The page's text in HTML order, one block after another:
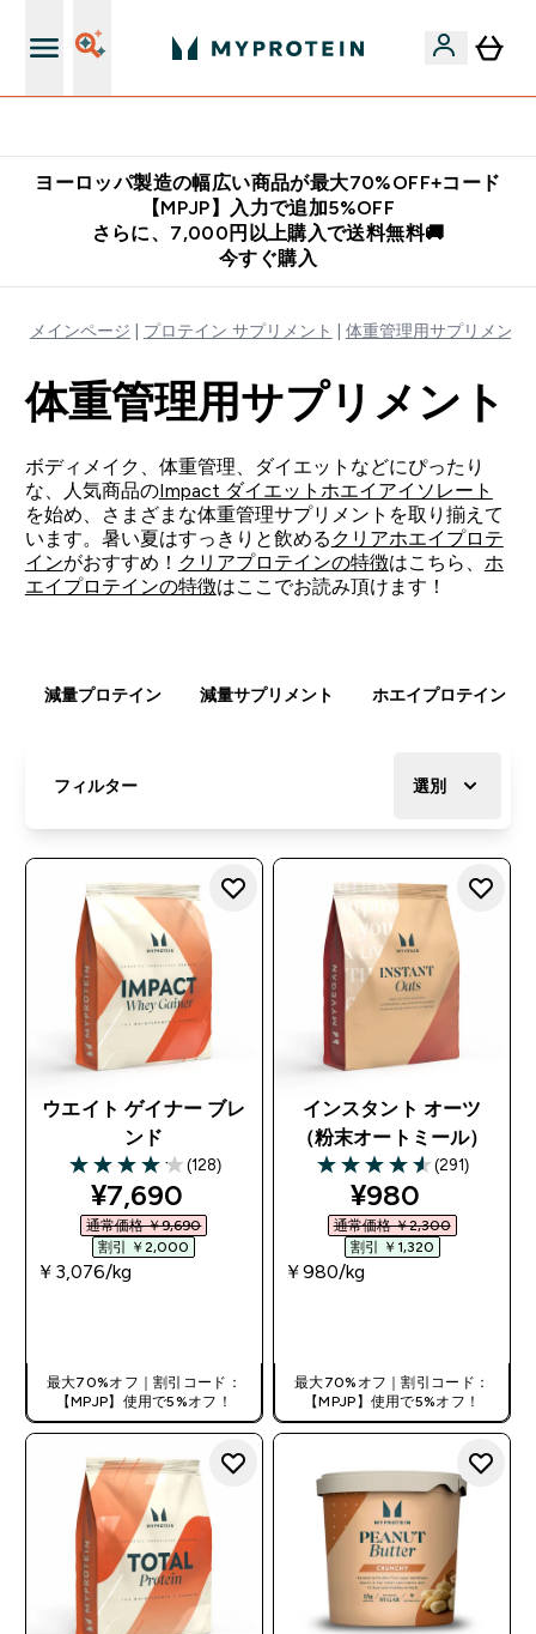
ヨーロッパ製造の幅広い商品が最大70%OFF+コード
【MPJP】入力で追加5%OFF
さらに、7,000円以上購入で送料無料🚚
今すぐ購入
メインページ プロテイン サプリメント 体重管理用サプリメント
体重管理用サプリメント
ボディメイク、体重管理、ダイエットなどにぴったり
な、人気商品のImpact ダイエットホエイアイソレート
を始め、さまざまな体重管理サプリメントを取り揃えて
います。暑い夏はすっきりと飲める クリアホエイプロテ
インがおすすめ！ クリアプロテインの特徴はこちら、 ホ
エイプロテインの特徴はここでお読み頂けます！
減量プロテイン 減量サプリメント ホエイプロテイン
フィルター 選別
ウエイト ゲイナー ブレ
ンド
4.13 out of 5 stars
(128)
discounted price
¥7,690‎
通常価格 ￥9,690‎
割引 ￥2,000‎
￥3,076‎/kg
最大70%オフ｜割引コード：
【MPJP】使用で5%オフ！
インスタント オーツ
（粉末オートミール）
4.58 out of 5 stars
(291)
discounted
¥980‎
通常価格 ￥2,300‎
割引 ￥1,320‎
￥980‎/kg
最大70%オフ｜割引コード：
【MPJP】使用で5%オフ！